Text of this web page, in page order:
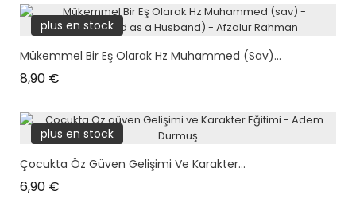
plus en stock
Mükemmel Bir Eş Olarak Hz Muhammed (sav)...
8,90 €
plus en stock
Çocukta Öz Güven Gelişimi Ve Karakter...
6,90 €